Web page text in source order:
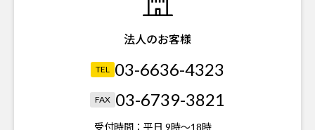
法人のお客様
TEL 03-6636-4323
FAX 03-6739-3821
受付時間： 平日 9時～18時